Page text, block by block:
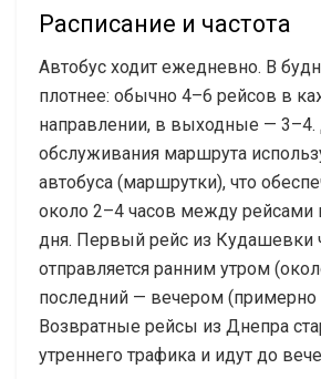
Расписание и частота
Автобус ходит ежедневно. В
плотнее: обычно 4–6 рейсов в
направлении, в выходные —
обслуживания маршрута
автобуса (маршрутки), что
около 2–4 часов между рейсами
дня. Первый рейс из Кудашевки
отправляется ранним утром
последний — вечером (примерно
Возвратные рейсы из Днепра
утреннего трафика и идут до